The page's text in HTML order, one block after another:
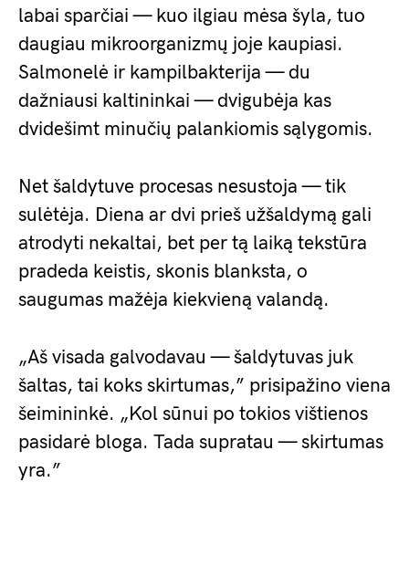
labai sparčiai — kuo ilgiau mėsa šyla, tuo
daugiau mikroorganizmų joje kaupiasi.
Salmonelė ir kampilbakterija — du
dažniausi kaltininkai — dvigubėja kas
dvidešimt minučių palankiomis sąlygomis.
Net šaldytuve procesas nesustoja — tik
sulėtėja. Diena ar dvi prieš užšaldymą gali
atrodyti nekaltai, bet per tą laiką tekstūra
pradeda keistis, skonis blanksta, o
saugumas mažėja kiekvieną valandą.
„Aš visada galvodavau — šaldytuvas juk
šaltas, tai koks skirtumas,” prisipažino viena
šeimininkė. „Kol sūnui po tokios vištienos
pasidarė bloga. Tada supratau — skirtumas
yra.”